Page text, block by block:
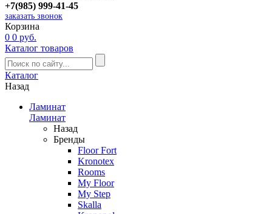
+7(985) 999-41-45
заказать звонок
Корзина
0 0 руб.
Каталог товаров
Каталог
Назад
Ламинат
Ламинат
Назад
Бренды
Floor Fort
Kronotex
Rooms
My Floor
My Step
Skalla